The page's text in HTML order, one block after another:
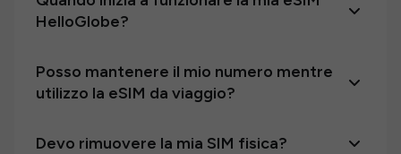
HelloGlobe?
Posso mantenere il mio numero mentre
utilizzo la eSIM da viaggio?
Devo rimuovere la mia SIM fisica?